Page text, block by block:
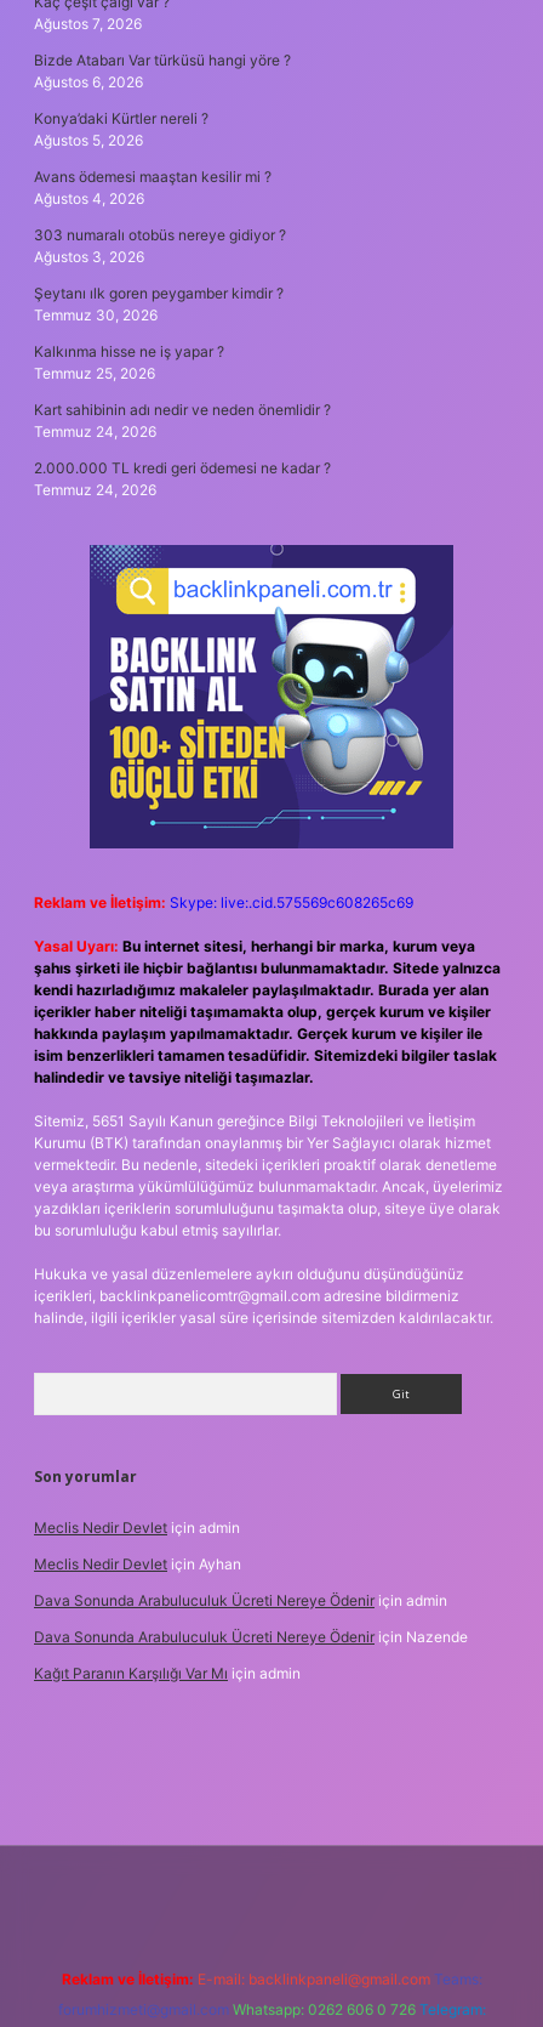
Ağustos 7, 2026
Bizde Atabarı Var türküsü hangi yöre ?
Ağustos 6, 2026
Konya’daki Kürtler nereli ?
Ağustos 5, 2026
Avans ödemesi maaştan kesilir mi ?
Ağustos 4, 2026
303 numaralı otobüs nereye gidiyor ?
Ağustos 3, 2026
Şeytanı ılk goren peygamber kimdir ?
Temmuz 30, 2026
Kalkınma hisse ne iş yapar ?
Temmuz 25, 2026
Kart sahibinin adı nedir ve neden önemlidir ?
Temmuz 24, 2026
2.000.000 TL kredi geri ödemesi ne kadar ?
Temmuz 24, 2026
Reklam ve İletişim: Skype: live:.cid.575569c608265c69
Yasal Uyarı: Bu internet sitesi, herhangi bir marka, kurum veya
şahıs şirketi ile hiçbir bağlantısı bulunmamaktadır. Sitede yalnızca
kendi hazırladığımız makaleler paylaşılmaktadır. Burada yer alan
içerikler haber niteliği taşımamakta olup, gerçek kurum ve kişiler
hakkında paylaşım yapılmamaktadır. Gerçek kurum ve kişiler ile
isim benzerlikleri tamamen tesadüfidir. Sitemizdeki bilgiler taslak
halindedir ve tavsiye niteliği taşımazlar.
Sitemiz, 5651 Sayılı Kanun gereğince Bilgi Teknolojileri ve İletişim
Kurumu (BTK) tarafından onaylanmış bir Yer Sağlayıcı olarak hizmet
vermektedir. Bu nedenle, sitedeki içerikleri proaktif olarak denetleme
veya araştırma yükümlülüğümüz bulunmamaktadır. Ancak, üyelerimiz
yazdıkları içeriklerin sorumluluğunu taşımakta olup, siteye üye olarak
bu sorumluluğu kabul etmiş sayılırlar.
Hukuka ve yasal düzenlemelere aykırı olduğunu düşündüğünüz
içerikleri, backlinkpanelicomtr@gmail.com adresine bildirmeniz
halinde, ilgili içerikler yasal süre içerisinde sitemizden kaldırılacaktır.
Son yorumlar
Meclis Nedir Devlet için admin
Meclis Nedir Devlet için Ayhan
Dava Sonunda Arabuluculuk Ücreti Nereye Ödenir için admin
Dava Sonunda Arabuluculuk Ücreti Nereye Ödenir için Nazende
Kağıt Paranın Karşılığı Var Mı için admin
Reklam ve İletişim: E-mail: backlinkpaneli@gmail.com Teams:
forumhizmeti@gmail.com Whatsapp: 0262 606 0 726 Telegram: